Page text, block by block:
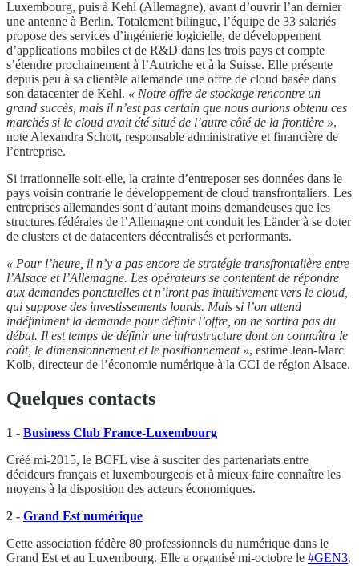
Luxembourg, puis à Kehl (Allemagne), avant d’ouvrir l’an dernier
une antenne à Berlin. Totalement bilingue, l’équipe de 33 salariés
propose des services d’ingénierie logicielle, de développement
d’applications mobiles et de R&D dans les trois pays et compte
s’étendre prochainement à l’Autriche et à la Suisse. Elle présente
depuis peu à sa clientèle allemande une offre de cloud basée dans
son datacenter de Kehl. « Notre offre de stockage rencontre un
grand succès, mais il n’est pas certain que nous aurions obtenu ces
marchés si le cloud avait été situé de l’autre côté de la frontière »,
note Alexandra Schott, responsable administrative et financière de
l’entreprise.
Si irrationnelle soit-elle, la crainte d’entreposer ses données dans le
pays voisin contrarie le développement de cloud transfrontaliers. Les
entreprises allemandes sont d’autant moins demandeuses que les
structures fédérales de l’Allemagne ont conduit les Länder à se doter
de clusters et de datacenters décentralisés et performants.
« Pour l’heure, il n’y a pas encore de stratégie transfrontalière entre
l’Alsace et l’Allemagne. Les opérateurs se contentent de répondre
aux demandes ponctuelles et n’iront pas intuitivement vers le cloud,
qui suppose des investissements lourds. Mais si l’on attend
indéfiniment la demande pour définir l’offre, on ne sortira pas du
débat. Il est temps de définir une infrastructure dont on connaîtra le
coût, le dimensionnement et le positionnement », estime Jean-Marc
Kolb, directeur de l’économie numérique à la CCI de région Alsace.
Quelques contacts
1 - Business Club France-Luxembourg
Créé mi-2015, le BCFL vise à susciter des partenariats entre
décideurs français et luxembourgeois et à mieux faire connaître les
moyens à la disposition des acteurs économiques.
2 - Grand Est numérique
Cette association fédère 80 professionnels du numérique dans le
Grand Est et au Luxembourg. Elle a organisé mi-octobre le #GEN3.